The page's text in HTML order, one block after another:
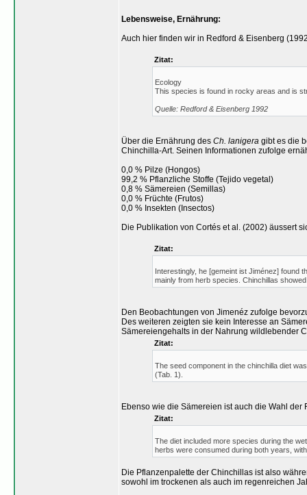
Lebensweise, Ernährung:
Auch hier finden wir in Redford & Eisenberg
Zitat:
Ecology
This species is found in rocky areas and is
Quelle: Redford & Eisenberg 1992
Über die Ernährung des Ch. lanigeragibt es die
Chinchilla-Art. Seinen Informationen zufolge
0,0 % Pilze (Hongos)
99,2 % Pflanzliche Stoffe (Tejido vegetal)
0,8 % Sämereien (Semillas)
0,0 % Früchte (Frutos)
0,0 % Insekten (Insectos)
Die Publikation von Cortés et al. (2002) äussert
Zitat:
Interestingly, he [gemeint ist Jiménez] found
mainly from herb species. Chinchillas
Den Beobachtungen von Jimenéz zufolge
Des weiteren zeigten sie kein Interesse an
Sämereiengehalts in der Nahrung wildlebender
Zitat:
The seed component in the chinchilla diet
(Tab. 1).
Ebenso wie die Sämereien ist auch die Wahl
Zitat:
The diet included more species during the
herbs were consumed during both years,
Die Pflanzenpalette der Chinchillas ist also
sowohl im trockenen als auch im regenreichen